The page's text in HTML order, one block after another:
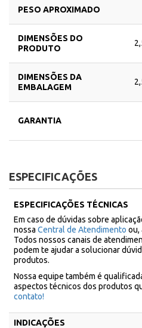
PESO APROXIMADO
DIMENSÕES DO
PRODUTO
DIMENSÕES DA
EMBALAGEM
GARANTIA
ESPECIFICAÇÕES
ESPECIFICAÇÕES TÉCNICAS
Em caso de dúvidas sobre
nossa Central de Atendimento ou,
Todos nossos canais de
podem te ajudar a solucionar
produtos.
Nossa equipe também é
aspectos técnicos dos produtos
contato!
INDICAÇÕES